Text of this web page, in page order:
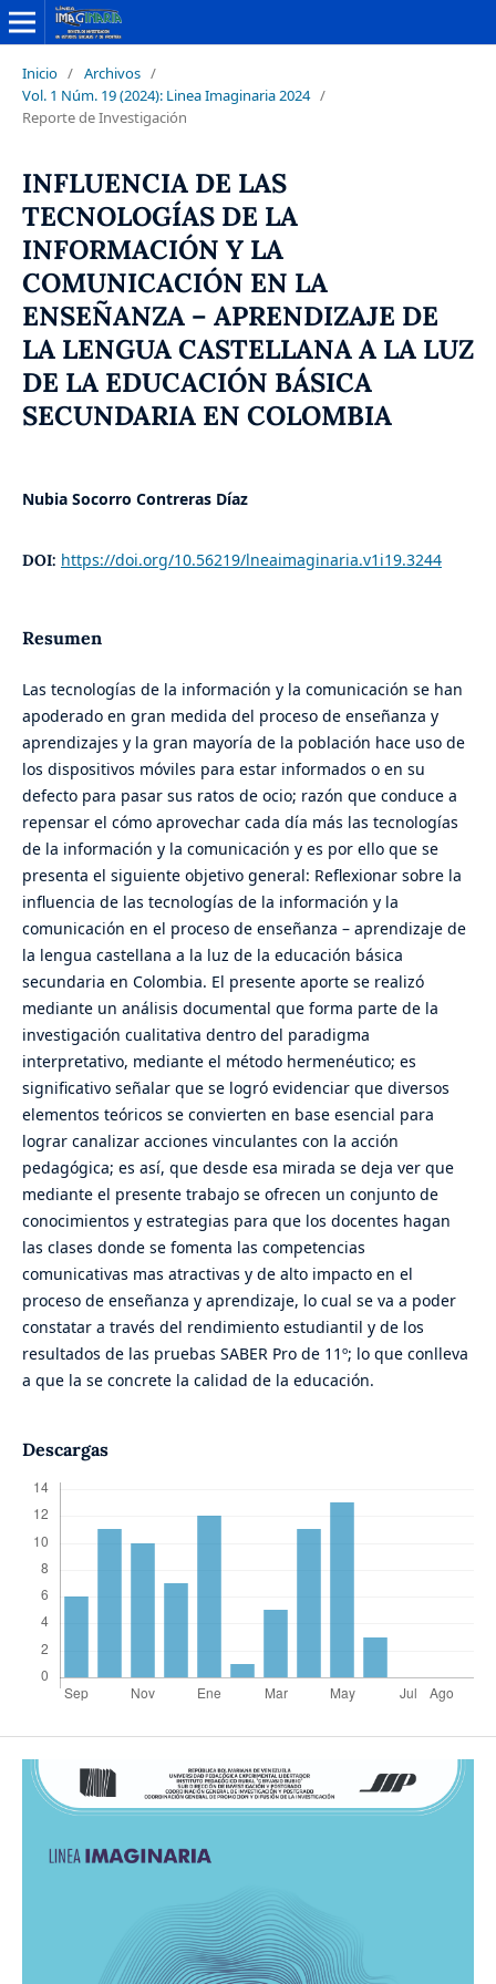
Inicio / Archivos /
Vol. 1 Núm. 19 (2024): Linea Imaginaria 2024 /
Reporte de Investigación
INFLUENCIA DE LAS
TECNOLOGÍAS DE LA
INFORMACIÓN Y LA
COMUNICACIÓN EN LA
ENSEÑANZA – APRENDIZAJE DE
LA LENGUA CASTELLANA A LA LUZ
DE LA EDUCACIÓN BÁSICA
SECUNDARIA EN COLOMBIA
Nubia Socorro Contreras Díaz
DOI: https://doi.org/10.56219/lneaimaginaria.v1i19.3244
Resumen
Las tecnologías de la información y la comunicación se han
apoderado en gran medida del proceso de enseñanza y
aprendizajes y la gran mayoría de la población hace uso de
los dispositivos móviles para estar informados o en su
defecto para pasar sus ratos de ocio; razón que conduce a
repensar el cómo aprovechar cada día más las tecnologías
de la información y la comunicación y es por ello que se
presenta el siguiente objetivo general: Reflexionar sobre la
influencia de las tecnologías de la información y la
comunicación en el proceso de enseñanza – aprendizaje de
la lengua castellana a la luz de la educación básica
secundaria en Colombia. El presente aporte se realizó
mediante un análisis documental que forma parte de la
investigación cualitativa dentro del paradigma
interpretativo, mediante el método hermenéutico; es
significativo señalar que se logró evidenciar que diversos
elementos teóricos se convierten en base esencial para
lograr canalizar acciones vinculantes con la acción
pedagógica; es así, que desde esa mirada se deja ver que
mediante el presente trabajo se ofrecen un conjunto de
conocimientos y estrategias para que los docentes hagan
las clases donde se fomenta las competencias
comunicativas mas atractivas y de alto impacto en el
proceso de enseñanza y aprendizaje, lo cual se va a poder
constatar a través del rendimiento estudiantil y de los
resultados de las pruebas SABER Pro de 11º; lo que conlleva
a que la se concrete la calidad de la educación.
Descargas